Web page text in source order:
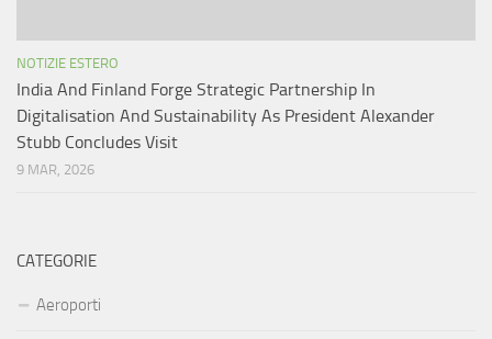
NOTIZIE ESTERO
India And Finland Forge Strategic Partnership In
Digitalisation And Sustainability As President Alexander
Stubb Concludes Visit
9 MAR, 2026
CATEGORIE
Aeroporti